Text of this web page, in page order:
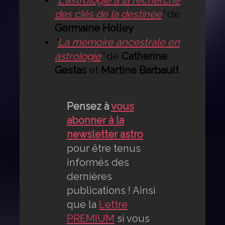
des clés de la destinée"de
Germaine Holley
"La mémoire ancestrale en
astrologie"de Catherine
Gestaset Martine Barbault
Pensez àvous
abonner à la
newsletter astro
pour être tenus
informés des
dernières
publications ! Ainsi
que la Lettre
PREMIUM si vous